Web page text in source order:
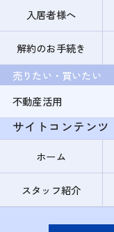
入居者様へ
解約のお手続き
売りたい・買いたい
不動産活用
サイトコンテンツ
ホーム
スタッフ紹介